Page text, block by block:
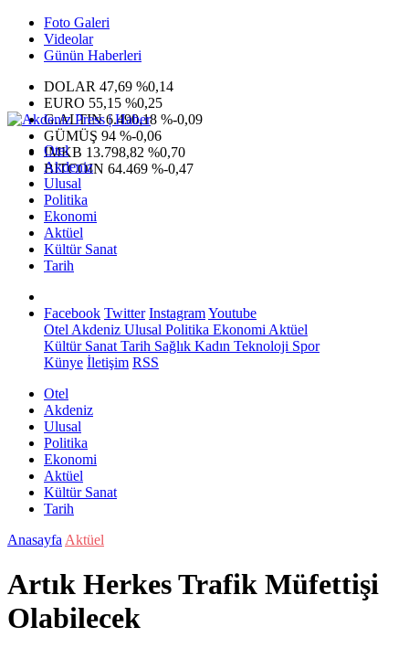
Foto Galeri
Videolar
Günün Haberleri
DOLAR 47,69 %0,14
EURO 55,15 %0,25
G.ALTIN6.490,18 %-0,09
GÜMÜŞ 94 %-0,06
IMKB 13.798,82 %0,70
BITCOIN 64.469 %-0,47
Otel
Akdeniz
Ulusal
Politika
Ekonomi
Aktüel
Kültür Sanat
Tarih
Facebook Twitter InstagramYoutube
Otel Akdeniz Ulusal Politika Ekonomi Aktüel
Kültür Sanat Tarih Sağlık Kadın Teknoloji Spor
Künye İletişim RSS
Otel
Akdeniz
Ulusal
Politika
Ekonomi
Aktüel
Kültür Sanat
Tarih
Anasayfa Aktüel
Artık Herkes Trafik Müfettişi
Olabilecek